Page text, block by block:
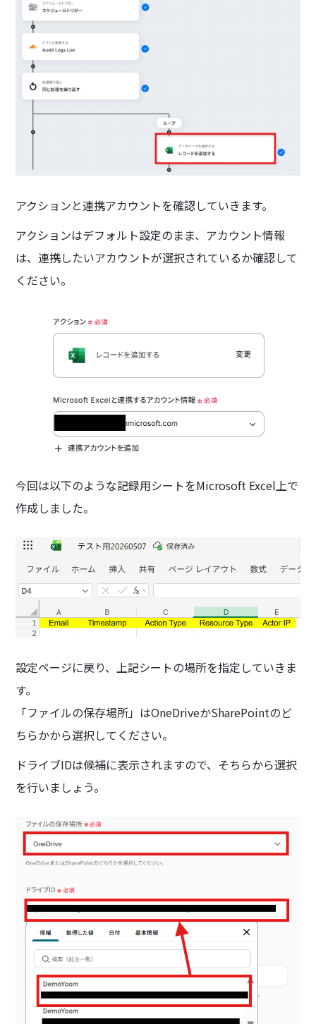
アクションと連携アカウントを確認していきます。
アクションはデフォルト設定のまま、アカウント情報
は、連携したいアカウントが選択されているか確認して
ください。
今回は以下のような記録用シートをMicrosoft Excel上で
作成しました。
設定ページに戻り、上記シートの場所を指定していきま
す。
「ファイルの保存場所」はOneDriveかSharePointのど
ちらかから選択してください。
ドライブIDは候補に表示されますので、そちらから選択
を行いましょう。